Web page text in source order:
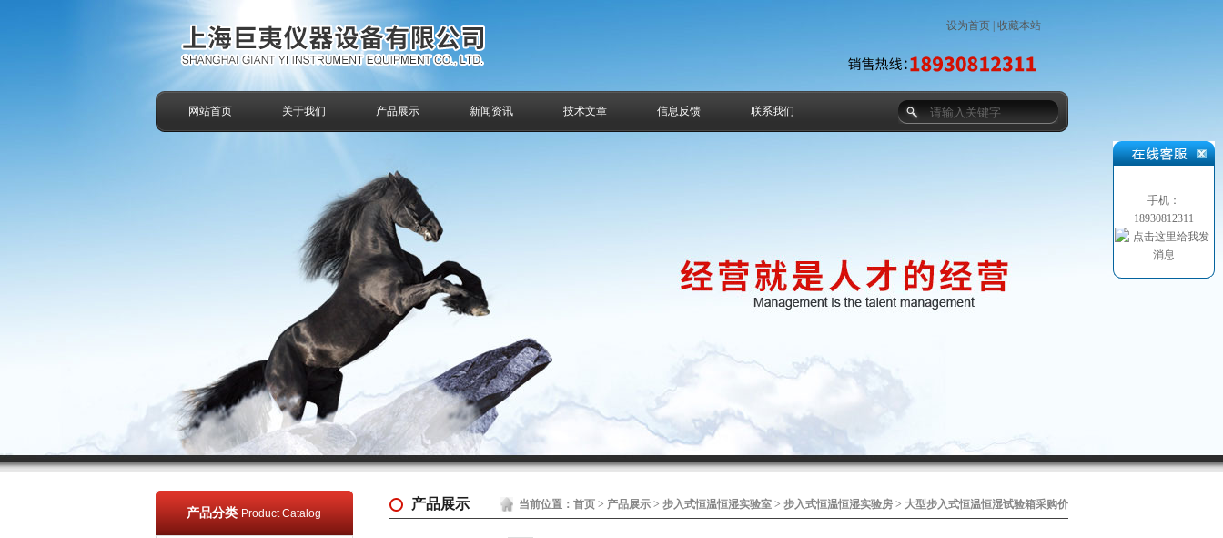
设为首页| 收藏本站
网站首页 关于我们 产品展示 新闻资讯 技术文章 信息反馈 联系我们
产品分类 Product Catalog
当前位置： 首页> 产品展示> 步入式恒温恒湿实验室> 步入式恒温恒湿实验房> 大型步入式恒温恒湿试验箱采购价
产品展示
手机：
18930812311